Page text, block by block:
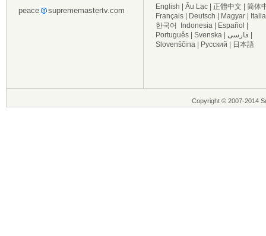
peace suprememastertv.com English Âu Lạc 正體中文
简体
Français
Deutsch Magyar
한국어
Indonesia Español
Português
Svenska فارسی
Slovenščina
Русский 日本語
Copyright © 2007-2014